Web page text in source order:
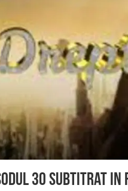
30 Subtitrat in